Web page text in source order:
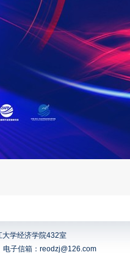
学经济学院432室
电子信箱：reodzj@126.com